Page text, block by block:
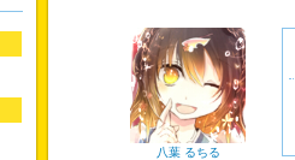
八葉 るちる